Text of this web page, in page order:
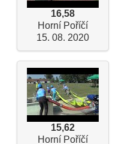
16,58
Horní Poříčí
15. 08. 2020
15,62
Horní Poříčí